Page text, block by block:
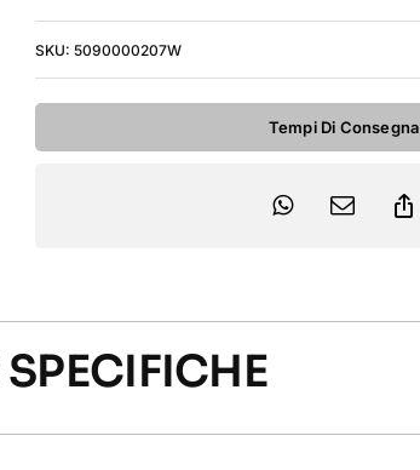
Blue
SKU:5090000207W
Tempi Di Consegna